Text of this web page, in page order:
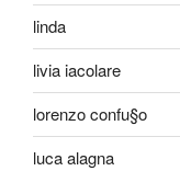
linda
livia iacolare
lorenzo confu§o
luca alagna